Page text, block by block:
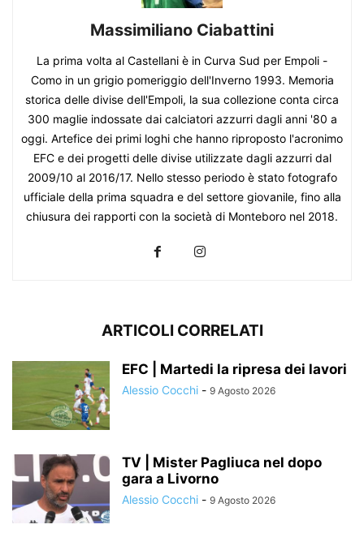
Massimiliano Ciabattini
La prima volta al Castellani è in Curva Sud per Empoli -
Como in un grigio pomeriggio dell'Inverno 1993. Memoria
storica delle divise dell'Empoli, la sua collezione conta circa
300 maglie indossate dai calciatori azzurri dagli anni '80 a
oggi. Artefice dei primi loghi che hanno riproposto l'acronimo
EFC e dei progetti delle divise utilizzate dagli azzurri dal
2009/10 al 2016/17. Nello stesso periodo è stato fotografo
ufficiale della prima squadra e del settore giovanile, fino alla
chiusura dei rapporti con la società di Monteboro nel 2018.
ARTICOLI CORRELATI
EFC | Martedi la ripresa dei lavori
Alessio Cocchi - 9 Agosto 2026
TV | Mister Pagliuca nel dopo
gara a Livorno
Alessio Cocchi - 9 Agosto 2026